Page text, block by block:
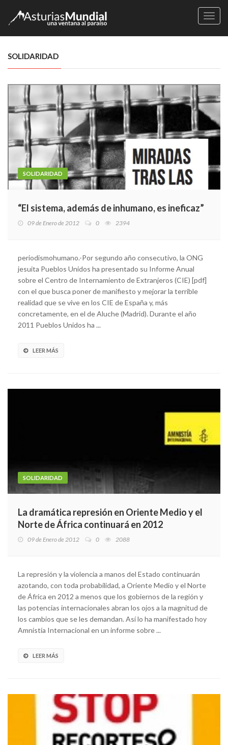
SOLIDARIDAD
SOLIDARIDAD
“El sistema, además de inhumano, es ineficaz”
09 de Enero de 2012 0 2394
periodismohumano.-Por segundo año consecutivo, la ONG
jesuita Pueblos Unidos ha presentado su Informe Anual
sobre el Centro de Internamiento de Extranjeros (CIE) [pdf]
con el que busca poner de manifiesto y mejorar la terrible
realidad que se vive en los CIE de España y, más
concretamente, en el de Aluche (Madrid). Durante el año
2011 Pueblos Unidos ha ...
LEER MÁS
SOLIDARIDAD
La dramática represión en Oriente Medio y el
Norte de África continuará en 2012
09 de Enero de 2012 0 2088
La represión y la violencia a manos del Estado continuarán
azotando, con toda probabilidad, a Oriente Medio y el Norte
de África en 2012 a menos que los gobiernos de la región y
las potencias internacionales abran los ojos a la magnitud de
los cambios que se les demandan. Así lo ha manifestado hoy
Amnistía Internacional en un informe sobre ...
LEER MÁS